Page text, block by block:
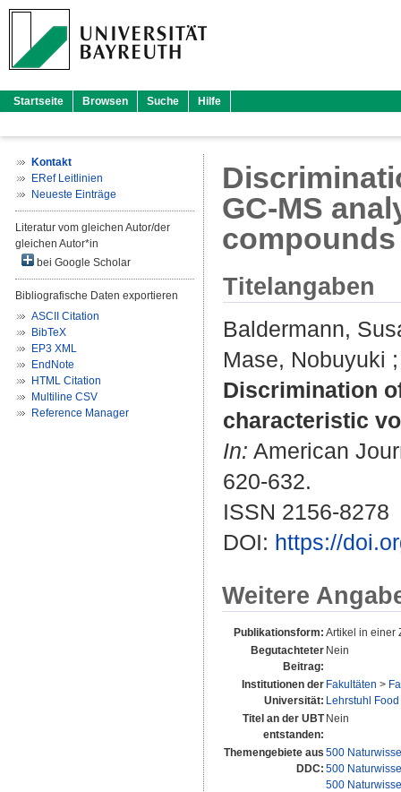
Startseite Browsen Suche Hilfe
Kontakt
ERef Leitlinien
Neueste Einträge
Literatur vom gleichen Autor/der
gleichen Autor*in
bei Google Scholar
Bibliografische Daten exportieren
ASCII Citation
BibTeX
EP3 XML
EndNote
HTML Citation
Multiline CSV
Reference Manager
GC-MS
compounds
Titelangaben
Baldermann,
Mase, Nobuyuki
Discrimination
characteristic
In: American
620-632.
ISSN 2156-8278
DOI: https://
Weitere
Publikationsform: Artikel in einer
Begutachteter
Beitrag:
Nein
Institutionen der
Universität:
Fakultäten >
Lehrstuhl
Titel an der UBT
entstanden:
Nein
Themengebiete aus
DDC:
500
500
500